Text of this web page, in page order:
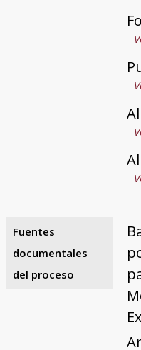
Fuentes
documentales
del proceso